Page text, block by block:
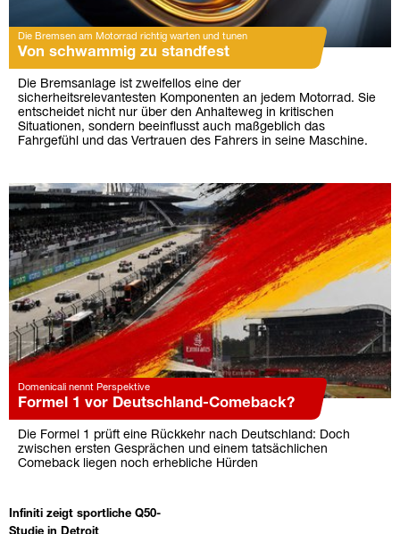
Die Bremsen am Motorrad richtig warten und tunen
Von schwammig zu standfest
Die Bremsanlage ist zweifellos eine der
sicherheitsrelevantesten Komponenten an jedem Motorrad. Sie
entscheidet nicht nur über den Anhalteweg in kritischen
Situationen, sondern beeinflusst auch maßgeblich das
Fahrgefühl und das Vertrauen des Fahrers in seine Maschine.
Domenicali nennt Perspektive
Formel 1 vor Deutschland-Comeback?
Die Formel 1 prüft eine Rückkehr nach Deutschland: Doch
zwischen ersten Gesprächen und einem tatsächlichen
Comeback liegen noch erhebliche Hürden
Infiniti zeigt sportliche Q50-
Studie in Detroit